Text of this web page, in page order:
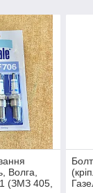
Волга,
(ЗМЗ 405,